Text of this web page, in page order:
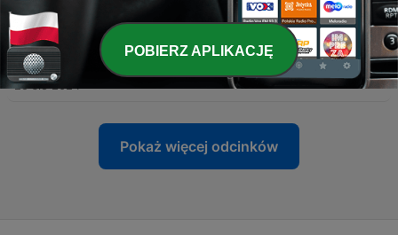
8 - Александр Филиппенко читает главу из
сатирической повести Владимира Войновича
"Иванькиада"
25 sie 2024
Pokaż więcej odcinków
POBIERZ APLIKACJĘ